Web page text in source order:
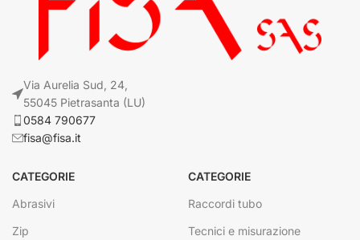
Via Aurelia Sud, 24,
55045 Pietrasanta (LU)
0584 790677
fisa@fisa.it
CATEGORIE
Abrasivi
Zip
CATEGORIE
Raccordi tubo
Tecnici e misurazione